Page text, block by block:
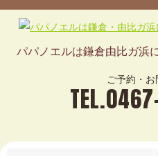
パパノエルは鎌倉由比ガ浜
ご予約・